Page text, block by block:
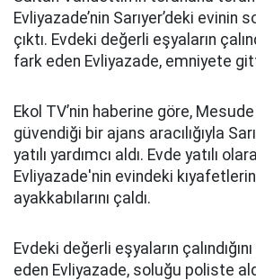
Evliyazade’nin Sarıyer’deki evinin
çıktı. Evdeki değerli eşyaların
fark eden Evliyazade, emniyete
Ekol TV’nin haberine göre,
güvendiği bir ajans aracılığıyla
yatılı yardımcı aldı. Evde yatılı
Evliyazade'nin evindeki
ayakkabılarını çaldı.
Evdeki değerli eşyaların
eden Evliyazade, soluğu poliste